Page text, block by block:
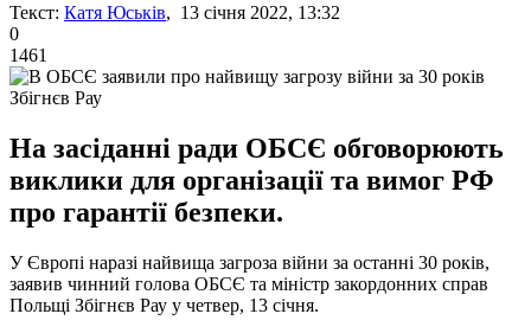
Текст: Катя Юськів, 13 січня 2022, 13:32
0
1461
Збігнєв Рау
На засіданні ради ОБСЄ обговорюють
виклики для організації та вимог РФ
про гарантії безпеки.
У Європі наразі найвища загроза війни за останні 30 років,
заявив чинний голова ОБСЄ та міністр закордонних справ
Польщі Збігнєв Рау у четвер, 13 січня.